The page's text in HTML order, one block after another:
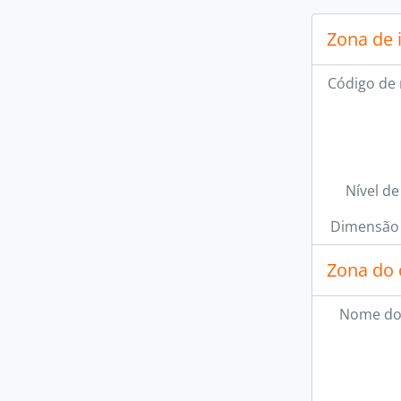
Zona de
Código
Nível
Zona do
Nome